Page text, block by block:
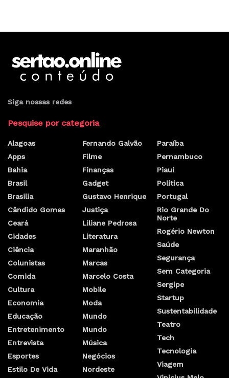
Siga nossas redes
Pesquise por categoria
Alagoas
Apps
Bahia
Brasil
Brasilia
Cândido Gomes
Ceará
Cidades
Ciência
Colunistas
Comida
Cultura
Economia
Educação
Entretenimento
Entrevista
Esportes
Estilo De Vida
Fernando Galvão
Filme
Finanças
Gadget
Gustavo Henrique
Justiça
Liliane Pedrosa
Literatura
Maranhão
Marcas
Marcelo Costa
Mobile
Moda
Mundo
Mundo
Música
Negócios
Nordeste
Paraíba
Pernambuco
Piauí
Política
Portugal
Rio Grande Do
Norte
Rogério Newton
Saúde
Segurança
Sem Categoria
Sergipe
Startup
Sustentabilidade
Teatro
Tech
Tecnologia
Viagem